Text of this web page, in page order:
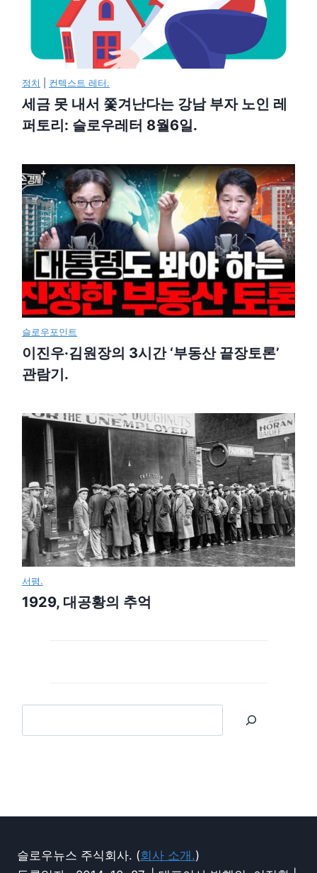
정치 컨텍스트 레터.
세금 못 내서 쫓겨난다는 강남 부자 노인 레
퍼토리: 슬로우레터 8월6일.
슬로우포인트
이진우·김원장의 3시간 ‘부동산 끝장토론’
관람기.
서평.
1929, 대공황의 추억
슬로우뉴스 주식회사. (회사 소개.)